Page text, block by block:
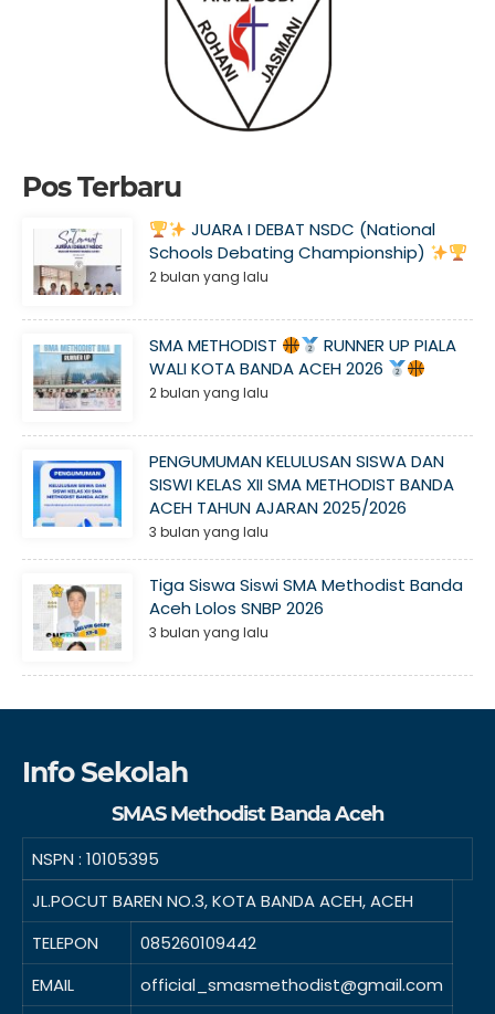
Pos Terbaru
JUARA I DEBAT NSDC (National
Schools Debating Championship)
2 bulan yang lalu
SMA METHODIST
RUNNER UP PIALA
WALI KOTA BANDA ACEH 2026
2 bulan yang lalu
PENGUMUMAN KELULUSAN SISWA DAN
SISWI KELAS XII SMA METHODIST BANDA
ACEH TAHUN AJARAN 2025/2026
3 bulan yang lalu
Tiga Siswa Siswi SMA Methodist Banda
Aceh Lolos SNBP 2026
3 bulan yang lalu
Info Sekolah
SMAS Methodist Banda Aceh
NSPN : 10105395
JL.POCUT BAREN NO.3, KOTA BANDA ACEH, ACEH
TELEPON
085260109442
EMAIL
official_smasmethodist@gmail.com